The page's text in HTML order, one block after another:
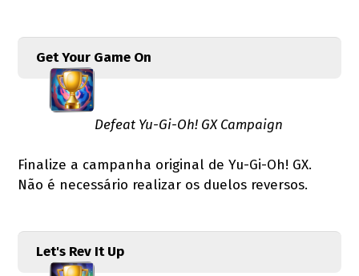
Get Your Game On
Defeat Yu-Gi-Oh! GX Campaign
Finalize a campanha original de Yu-Gi-Oh! GX.
Não é necessário realizar os duelos reversos.
Let's Rev It Up